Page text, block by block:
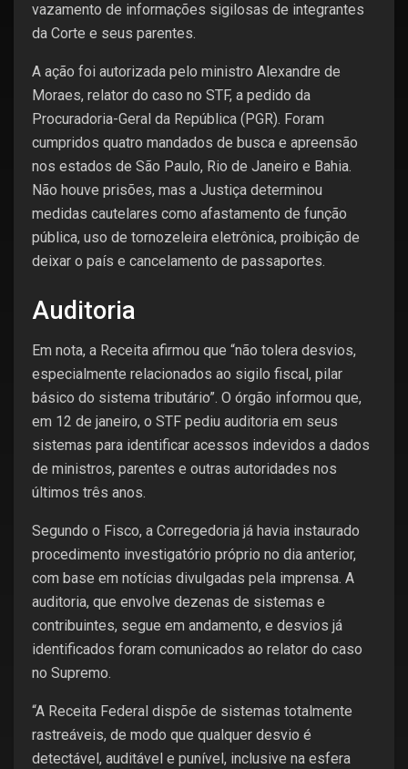
vazamento de informações sigilosas de integrantes
da Corte e seus parentes.
A ação foi autorizada pelo ministro Alexandre de
Moraes, relator do caso no STF, a pedido da
Procuradoria-Geral da República (PGR). Foram
cumpridos quatro mandados de busca e apreensão
nos estados de São Paulo, Rio de Janeiro e Bahia.
Não houve prisões, mas a Justiça determinou
medidas cautelares como afastamento de função
pública, uso de tornozeleira eletrônica, proibição de
deixar o país e cancelamento de passaportes.
Auditoria
Em nota, a Receita afirmou que “não tolera desvios,
especialmente relacionados ao sigilo fiscal, pilar
básico do sistema tributário”. O órgão informou que,
em 12 de janeiro, o STF pediu auditoria em seus
sistemas para identificar acessos indevidos a dados
de ministros, parentes e outras autoridades nos
últimos três anos.
Segundo o Fisco, a Corregedoria já havia instaurado
procedimento investigatório próprio no dia anterior,
com base em notícias divulgadas pela imprensa. A
auditoria, que envolve dezenas de sistemas e
contribuintes, segue em andamento, e desvios já
identificados foram comunicados ao relator do caso
no Supremo.
“A Receita Federal dispõe de sistemas totalmente
rastreáveis, de modo que qualquer desvio é
detectável, auditável e punível, inclusive na esfera